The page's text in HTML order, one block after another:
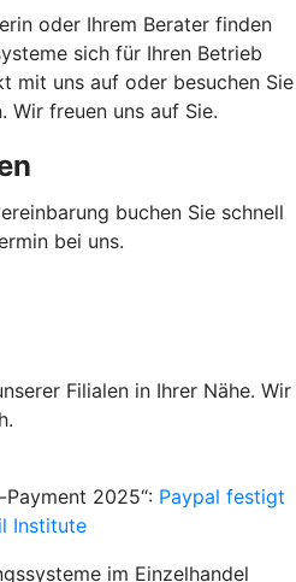
oder Ihrem Berater finden
sich für Ihren Betrieb
mit uns auf oder besuchen Sie
Wir freuen uns auf Sie.
buchen Sie schnell
bei uns.
Filialen in Ihrer Nähe. Wir
Payment 2025“: Paypal festigt
Institute
im Einzelhandel